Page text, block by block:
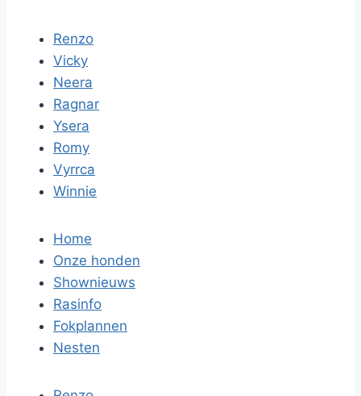
Renzo
Vicky
Neera
Ragnar
Ysera
Romy
Vyrrca
Winnie
Home
Onze honden
Shownieuws
Rasinfo
Fokplannen
Nesten